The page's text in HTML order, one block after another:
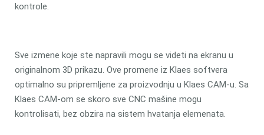
kontrole.
Sve izmene koje ste napravili mogu se videti na ekranu u
originalnom 3D prikazu. Ove promene iz Klaes softvera
optimalno su pripremljene za proizvodnju u Klaes CAM-u. Sa
Klaes CAM-om se skoro sve CNC mašine mogu
kontrolisati, bez obzira na sistem hvatanja elemenata.